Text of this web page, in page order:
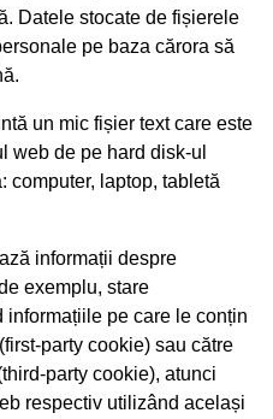
Datele stocate de fișierele
pe baza cărora să
un mic fișier text care este
web de pe hard disk-ul
computer, laptop, tabletă
informații despre
exemplu, stare
informațiile pe care le conțin
party cookie) sau către
party cookie), atunci
respectiv utilizând același